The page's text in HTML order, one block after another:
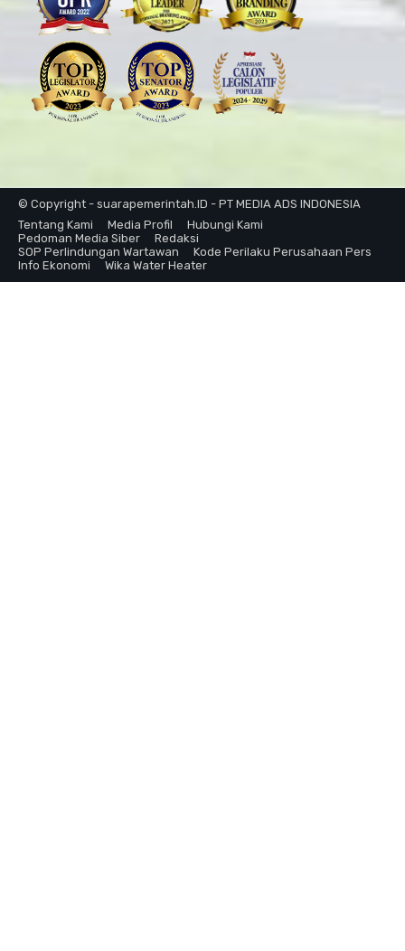
© Copyright - suarapemerintah.ID - PT MEDIA ADS INDONESIA
Tentang Kami
Media Profil
Hubungi Kami
Pedoman Media Siber
Redaksi
SOP Perlindungan Wartawan
Kode Perilaku Perusahaan Pers
Info Ekonomi
Wika Water Heater